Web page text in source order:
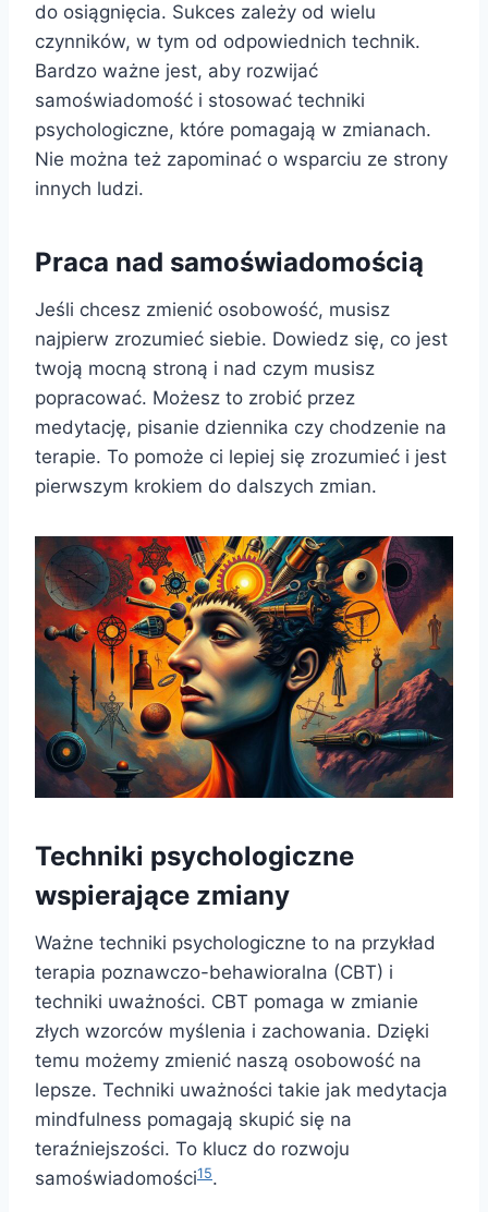
do osiągnięcia. Sukces zależy od wielu
czynników, w tym od odpowiednich technik.
Bardzo ważne jest, aby rozwijać
samoświadomość i stosować techniki
psychologiczne, które pomagają w zmianach.
Nie można też zapominać o wsparciu ze strony
innych ludzi.
Praca nad samoświadomością
Jeśli chcesz zmienić osobowość, musisz
najpierw zrozumieć siebie. Dowiedz się, co jest
twoją mocną stroną i nad czym musisz
popracować. Możesz to zrobić przez
medytację, pisanie dziennika czy chodzenie na
terapie. To pomoże ci lepiej się zrozumieć i jest
pierwszym krokiem do dalszych zmian.
Techniki psychologiczne
wspierające zmiany
Ważne techniki psychologiczne to na przykład
terapia poznawczo-behawioralna (CBT) i
techniki uważności. CBT pomaga w zmianie
złych wzorców myślenia i zachowania. Dzięki
temu możemy zmienić naszą osobowość na
lepsze. Techniki uważności takie jak medytacja
mindfulness pomagają skupić się na
teraźniejszości. To klucz do rozwoju
samoświadomości15.